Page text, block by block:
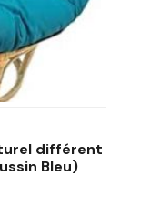
différent
Bleu)